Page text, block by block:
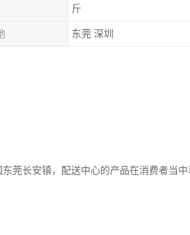
斤
东莞 深圳
莞长安镇，配送中心的产品在消费者当